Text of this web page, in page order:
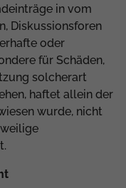
in vom
Diskussionsforen
oder
für Schäden,
solcherart
haftet allein der
wurde, nicht